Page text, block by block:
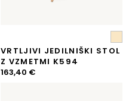
VRTLJIVI JEDILNIŠKI STOL
Z VZMETMI K594
163,40 €